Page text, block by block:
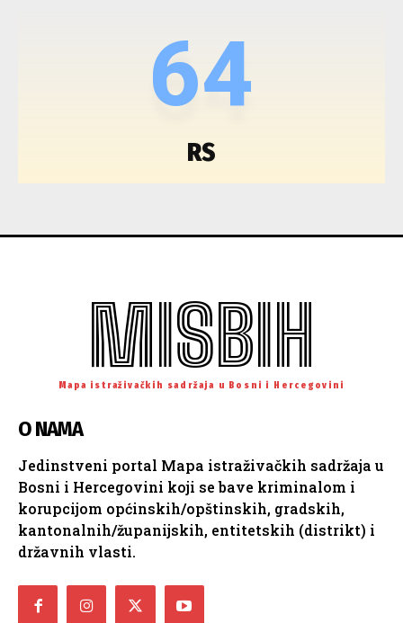
64
RS
MISBIH
Mapa istraživačkih sadržaja u Bosni i Hercegovini
O NAMA
Jedinstveni portal Mapa istraživačkih sadržaja u
Bosni i Hercegovini koji se bave kriminalom i
korupcijom općinskih/opštinskih, gradskih,
kantonalnih/županijskih, entitetskih (distrikt) i
državnih vlasti.